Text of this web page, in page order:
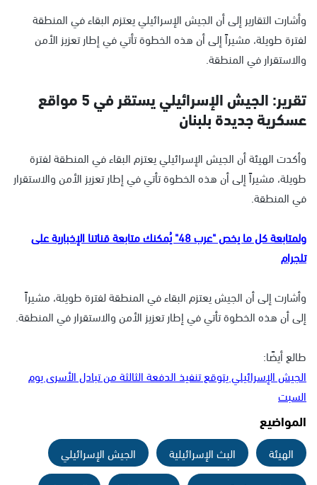
وأشارت التقارير إلى أن الجيش الإسرائيلي يعتزم البقاء في المنطقة
لفترة طويلة، مشيراً إلى أن هذه الخطوة تأتي في إطار تعزيز الأمن
والاستقرار في المنطقة.
تقرير: الجيش الإسرائيلي يستقر في 5 مواقع
عسكرية جديدة بلبنان
وأكدت الهيئة أن الجيش الإسرائيلي يعتزم البقاء في المنطقة لفترة
طويلة، مشيراً إلى أن هذه الخطوة تأتي في إطار تعزيز الأمن والاستقرار
في المنطقة.
ولمتابعة كل ما يخص "عرب 48" يُمكنك متابعة قناتنا الإخبارية على
تلجرام
وأشارت إلى أن الجيش يعتزم البقاء في المنطقة لفترة طويلة، مشيراً
إلى أن هذه الخطوة تأتي في إطار تعزيز الأمن والاستقرار في المنطقة.
طالع أيضًا:
الجيش الإسرائيلي يتوقع تنفيذ الدفعة الثالثة من تبادل الأسرى يوم
السبت
المواضيع
الهيئة البث الإسرائيلية
الجيش الإسرائيلي